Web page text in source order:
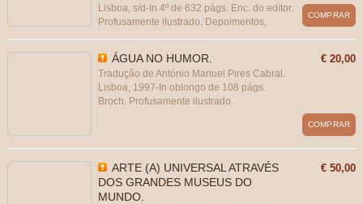
Lisboa, s/d-In 4º de 632 págs. Enc. do editor.
Profusamente ilustrado. Depoimentos,
COMPRAR
ÁGUA NO HUMOR.
Tradução de António Manuel Pires Cabral.
Lisboa, 1997-In oblongo de 108 págs.
Broch. Profusamente ilustrado.
€ 20,00
COMPRAR
ARTE (A) UNIVERSAL ATRAVÉS
DOS GRANDES MUSEUS DO
MUNDO.
€ 50,00